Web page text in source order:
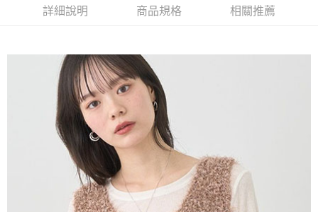
成交易。
3.實際核准額度、可分期數及費用金額請依後續交易確認頁面所載為準。
法說明評估內容。
【繳款方式說明】
1.分期款項不併入電信帳單，「大哥付你分期」於每月結算日後寄送繳費提
2.透過簡訊連結打開帳單後，可選擇「超商條碼／台灣大直營門市／銀行轉
帳／街口支付／iPASS MONEY」等通路繳費。
【注意事項】
1.本服務係由「台灣大哥大股份有限公司」（以下簡稱本公司）所提供，讓
用戶於交易時，得透過本服務購買商品或服務，並由商店將買賣／分期付款
買賣價金債權讓與本公司後，依約使用本公司帳單繳交帳款。
2.基於同意付款使用「大哥付你分期」之契約關係目的，商店將以您的個人
資料（包含姓名、電話或地址）提供予台灣大哥大進項蒐集、處理及利用，
AFTEE先享後付是「在收到商品之後才付款」的支付方式。 讓您購物簡單
３．安心：先確認商品／服務後，再付款。
【「AFTEE先享後付」結帳流程】
１．於結帳方式選擇「AFTEE先享後付」後，將跳轉至「AFTEE先享後付」
結帳頁面，進行簡訊認證並確認金額後，即可完成結帳。
２．訂單成立數日內，您將收到繳費通知簡訊。
３．收到繳費通知簡訊後14天內，點擊此簡訊中的連結，可透過四大超商／
ATM／網路銀行／等多元方式進行付款，方視為交易完成。
※ 請注意：結帳手續完成當下不需立刻繳費，但若您需要取消訂單，請聯絡
購買商品的店家。未經商家同意取消之訂單仍視為有效，需透過AFTEE先享
後付繳納相關費用。
※ 交易是否成功請以「AFTEE先享後付 」之結帳頁面顯示為準，若有關於
ATM付款
全家取貨付款
每筆NT$60，滿NT$388(含以上)免運費
全家純取貨
每筆NT$60，滿NT$388(含以上)免運費
萊爾富取貨付款
每筆NT$60，滿NT$888(含以上)免運費
詳細說明 商品規格 相關推薦